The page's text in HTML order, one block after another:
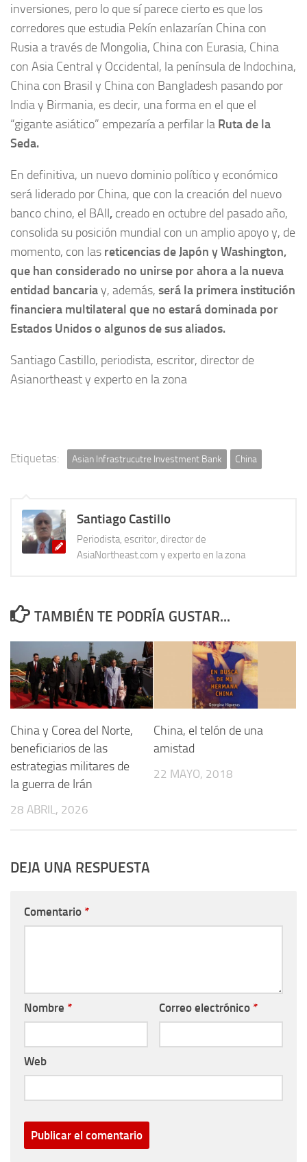
inversiones, pero lo que sí parece cierto es que los
corredores que estudia Pekín enlazarían China con
Rusia a través de Mongolia, China con Eurasia, China
con Asia Central y Occidental, la península de Indochina,
China con Brasil y China con Bangladesh pasando por
India y Birmania, es decir, una forma en el que el
“gigante asiático” empezaría a perfilar la Ruta de la
Seda.
En definitiva, un nuevo dominio político y económico
será liderado por China, que con la creación del nuevo
banco chino, el BAII, creado en octubre del pasado año,
consolida su posición mundial con un amplio apoyo y, de
momento, con las reticencias de Japón y Washington,
que han considerado no unirse por ahora a la nueva
entidad bancariay, además, será la primera institución
financiera multilateral que no estará dominada por
Estados Unidos o algunos de sus aliados.
Santiago Castillo, periodista, escritor, director de
Asianortheast y experto en la zona
Etiquetas: Asian Infrastrucutre Investment Bank China
Santiago Castillo
Periodista, escritor, director de
AsiaNortheast.com y experto en la zona
TAMBIÉN TE PODRÍA GUSTAR...
China y Corea del Norte,
beneficiarios de las
estrategias militares de
la guerra de Irán
28 ABRIL, 2026
China, el telón de una
amistad
22 MAYO, 2018
DEJA UNA RESPUESTA
Comentario *
Nombre * Correo electrónico *
Web